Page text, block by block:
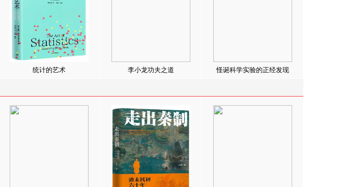
统计的艺术 李小龙功夫之道 怪诞科学实验的正经发现